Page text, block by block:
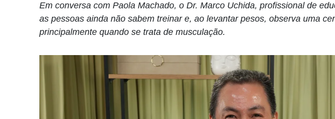
Em conversa com Paola Machado, o Dr. Marco Uchida, profissional de
as pessoas ainda não sabem treinar e, ao levantar pesos, observa uma
principalmente quando se trata de musculação.